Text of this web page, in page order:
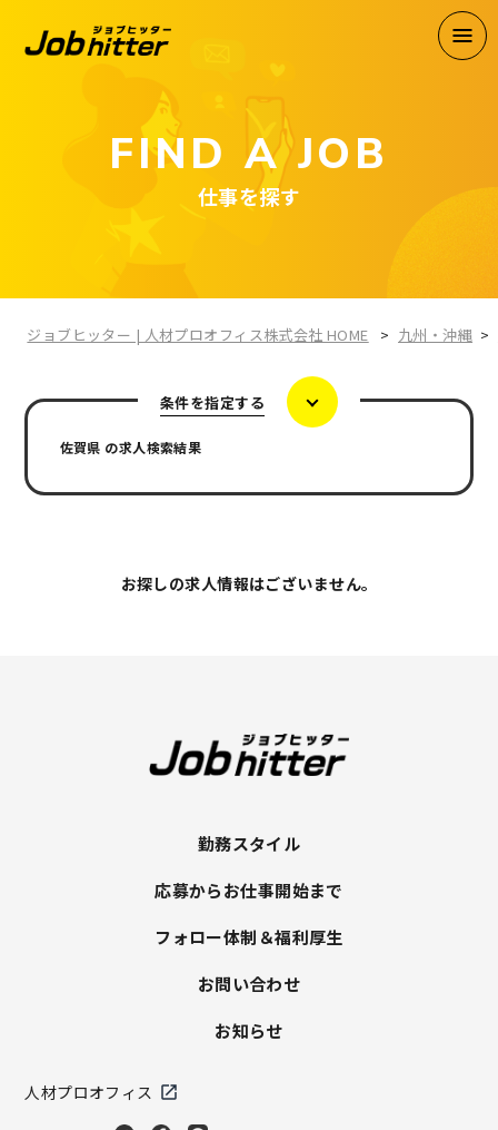
FIND A JOB
仕事を探す
ジョブヒッター | 人材プロオフィス株式会社 HOME 九州・沖縄
条件を指定する
佐賀県 の求人検索結果
お探しの求人情報はございません。
勤務スタイル
応募からお仕事開始まで
フォロー体制＆福利厚生
お問い合わせ
お知らせ
人材プロオフィス